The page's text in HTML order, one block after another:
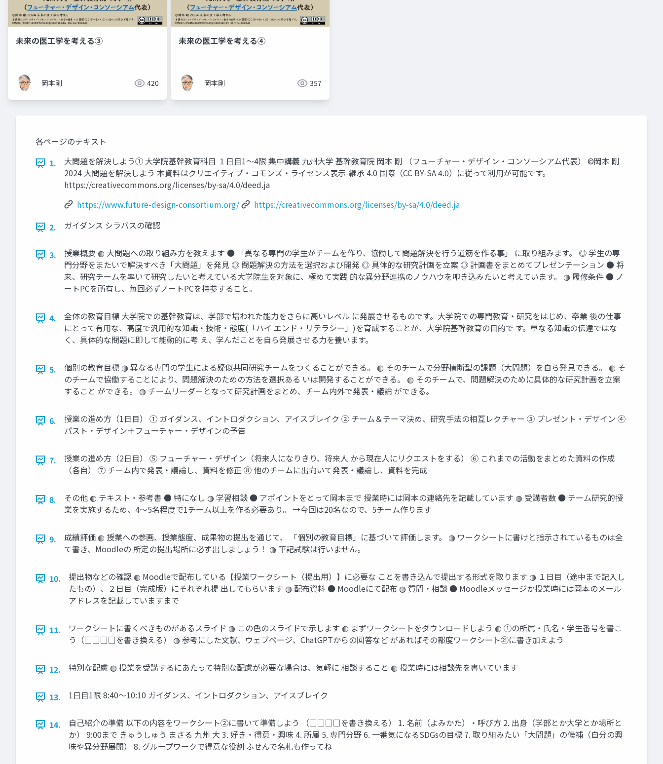
未来の医工学を考える③
岡本剛 420
未来の医工学を考える④
岡本剛 357
各ページのテキスト
1.
大問題を解決しよう① 大学院基幹教育科目 １日目1～4限 集中講義 九州大学 基幹教育院 岡本 剛 （フューチャー・デザイン・コンソーシアム代表） ©岡本 剛
2024 大問題を解決しよう 本資料はクリエイティブ・コモンズ・ライセンス表示-継承 4.0 国際（CC BY-SA 4.0）に従って利用が可能です。
https://creativecommons.org/licenses/by-sa/4.0/deed.ja
https://www.future-design-consortium.org/
https://creativecommons.org/licenses/by-sa/4.0/deed.ja
2.
ガイダンス シラバスの確認
3.
授業概要 ◍ 大問題への取り組み方を教えます ● 「異なる専門の学生がチームを作り、協働して問題解決を行う道筋を作る事」 に取り組みます。 ◎ 学生の専
門分野をまたいで解決すべき「大問題」を発見 ◎ 問題解決の方法を選択および開発 ◎ 具体的な研究計画を立案 ◎ 計画書をまとめてプレゼンテーション ● 将
来、研究チームを率いて研究したいと考えている大学院生を対象に、極めて実践 的な異分野連携のノウハウを叩き込みたいと考えています。 ◍ 履修条件 ● ノ
ートPCを所有し、毎回必ずノートPCを持参すること。
4.
全体の教育目標 大学院での基幹教育は、学部で培われた能力をさらに高いレベル に発展させるものです。大学院での専門教育・研究をはじめ、卒業 後の仕事
にとって有用な、高度で汎用的な知識・技術・態度(「ハイ エンド・リテラシー」)を育成することが、大学院基幹教育の目的で す。単なる知識の伝達ではな
く、具体的な問題に即して能動的に考 え、学んだことを自ら発展させる力を養います。
5.
個別の教育目標 ◍ 異なる専門の学生による疑似共同研究チームをつくることができる。 ◍ そのチームで分野横断型の課題（大問題）を自ら発見できる。 ◍ そ
のチームで協働することにより、問題解決のための方法を選択ある いは開発することができる。 ◍ そのチームで、問題解決のために具体的な研究計画を立案
すること ができる。 ◍ チームリーダーとなって研究計画をまとめ、チーム内外で発表・議論 ができる。
6.
授業の進め方（1日目） ① ガイダンス、イントロダクション、アイスブレイク ② チーム＆テーマ決め、研究手法の相互レクチャー ③ プレゼント・デザイン ④
パスト・デザイン＋フューチャー・デザインの予告
7.
授業の進め方（2日目） ⑤ フューチャー・デザイン（将来人になりきり、将来人 から現在人にリクエストをする） ⑥ これまでの活動をまとめた資料の作成
（各自） ⑦ チーム内で発表・議論し、資料を修正 ⑧ 他のチームに出向いて発表・議論し、資料を完成
8.
その他 ◍ テキスト・参考書 ● 特になし ◍ 学習相談 ● アポイントをとって岡本まで 授業時には岡本の連絡先を記載しています ◍ 受講者数 ● チーム研究的授
業を実施するため、4～5名程度で1チーム以上を作る必要あり。 →今回は20名なので、5チーム作ります
9.
成績評価 ◍ 授業への参画、授業態度、成果物の提出を通じて、 「個別の教育目標」に基づいて評価します。 ◍ ワークシートに書けと指示されているものは全
て書き、Moodleの 所定の提出場所に必ず出しましょう！ ◍ 筆記試験は行いません。
10.
提出物などの確認 ◍ Moodleで配布している【授業ワークシート（提出用）】に必要な ことを書き込んで提出する形式を取ります ◍ １日目（途中まで記入し
たもの）、２日目（完成版）にそれぞれ提 出してもらいます ◍ 配布資料 ● Moodleにて配布 ◍ 質問・相談 ● Moodleメッセージか授業時には岡本のメール
アドレスを記載していますまで
11.
ワークシートに書くべきものがあるスライド ◍ この色のスライドで示します ◍ まずワークシートをダウンロードしよう ◍ ①の所属・氏名・学生番号を書こ
う（□□□□を書き換える） ◍ 参考にした文献、ウェブページ、ChatGPTからの回答など があればその都度ワークシート㉑に書き加えよう
12. 特別な配慮 ◍ 授業を受講するにあたって特別な配慮が必要な場合は、気軽に 相談すること ◍ 授業時には相談先を書いています
13. 1日目1限 8:40～10:10 ガイダンス、イントロダクション、アイスブレイク
14.
自己紹介の準備 以下の内容をワークシート②に書いて準備しよう （□□□□を書き換える） 1. 名前（よみかた）・呼び方 2. 出身（学部とか大学とか場所と
か） 9:00まで きゅうしゅう まさる 九州 大 3. 好き・得意・興味 4. 所属 5. 専門分野 6. 一番気になるSDGsの目標 7. 取り組みたい「大問題」の候補（自分の興
味や異分野展開） 8. グループワークで得意な役割 ふせんで名札も作ってね